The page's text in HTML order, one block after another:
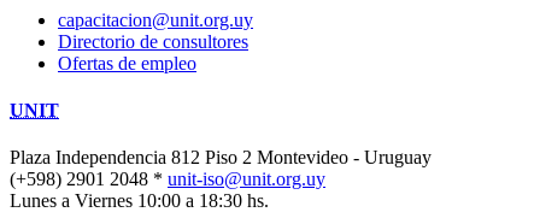
capacitacion@unit.org.uy
Directorio de consultores
Ofertas de empleo
UNIT
Plaza Independencia 812 Piso 2 Montevideo - Uruguay
(+598) 2901 2048 * unit-iso@unit.org.uy
Lunes a Viernes 10:00 a 18:30 hs.